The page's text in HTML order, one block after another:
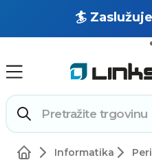
🏄
🔥 OUTLET:
Informatika